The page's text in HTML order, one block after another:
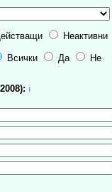
Неактивни
Всички Да Не
ℹ